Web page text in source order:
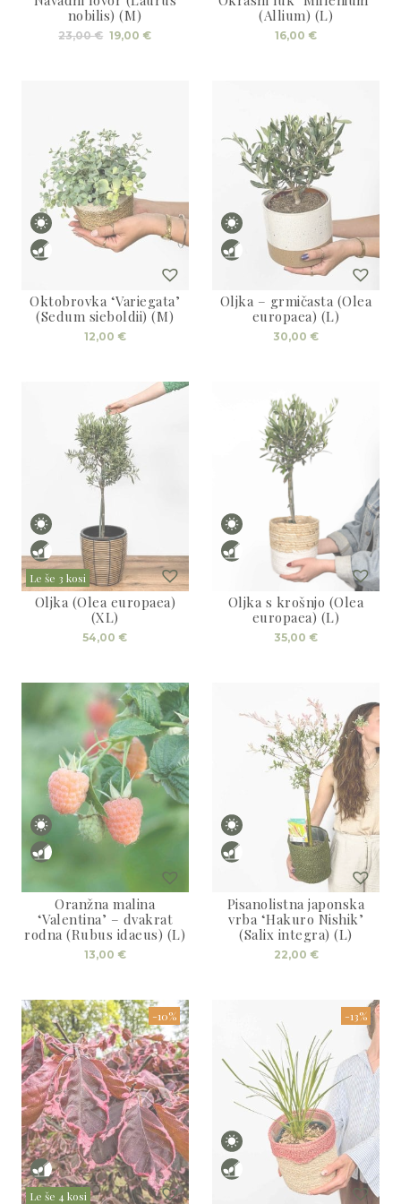
nobilis) (M)
23,00€ Izvirna
cena
19,00 €Trenutna
(Allium) (L)
16,00 €
Oktobrovka ‘Variegata’
(Sedum sieboldii) (M)
12,00 €
Oljka – grmičasta (Olea
europaea) (L)
30,00 €
Le še 3 kosi
Oljka (Olea europaea)
(XL)
54,00 €
Oljka s krošnjo (Olea
europaea) (L)
35,00 €
Oranžna malina
‘Valentina’ – dvakrat
rodna (Rubus idaeus) (L)
13,00 €
Pisanolistna japonska
vrba ‘Hakuro Nishik’
(Salix integra) (L)
22,00 €
Le še 4 kosi
-10% -13%